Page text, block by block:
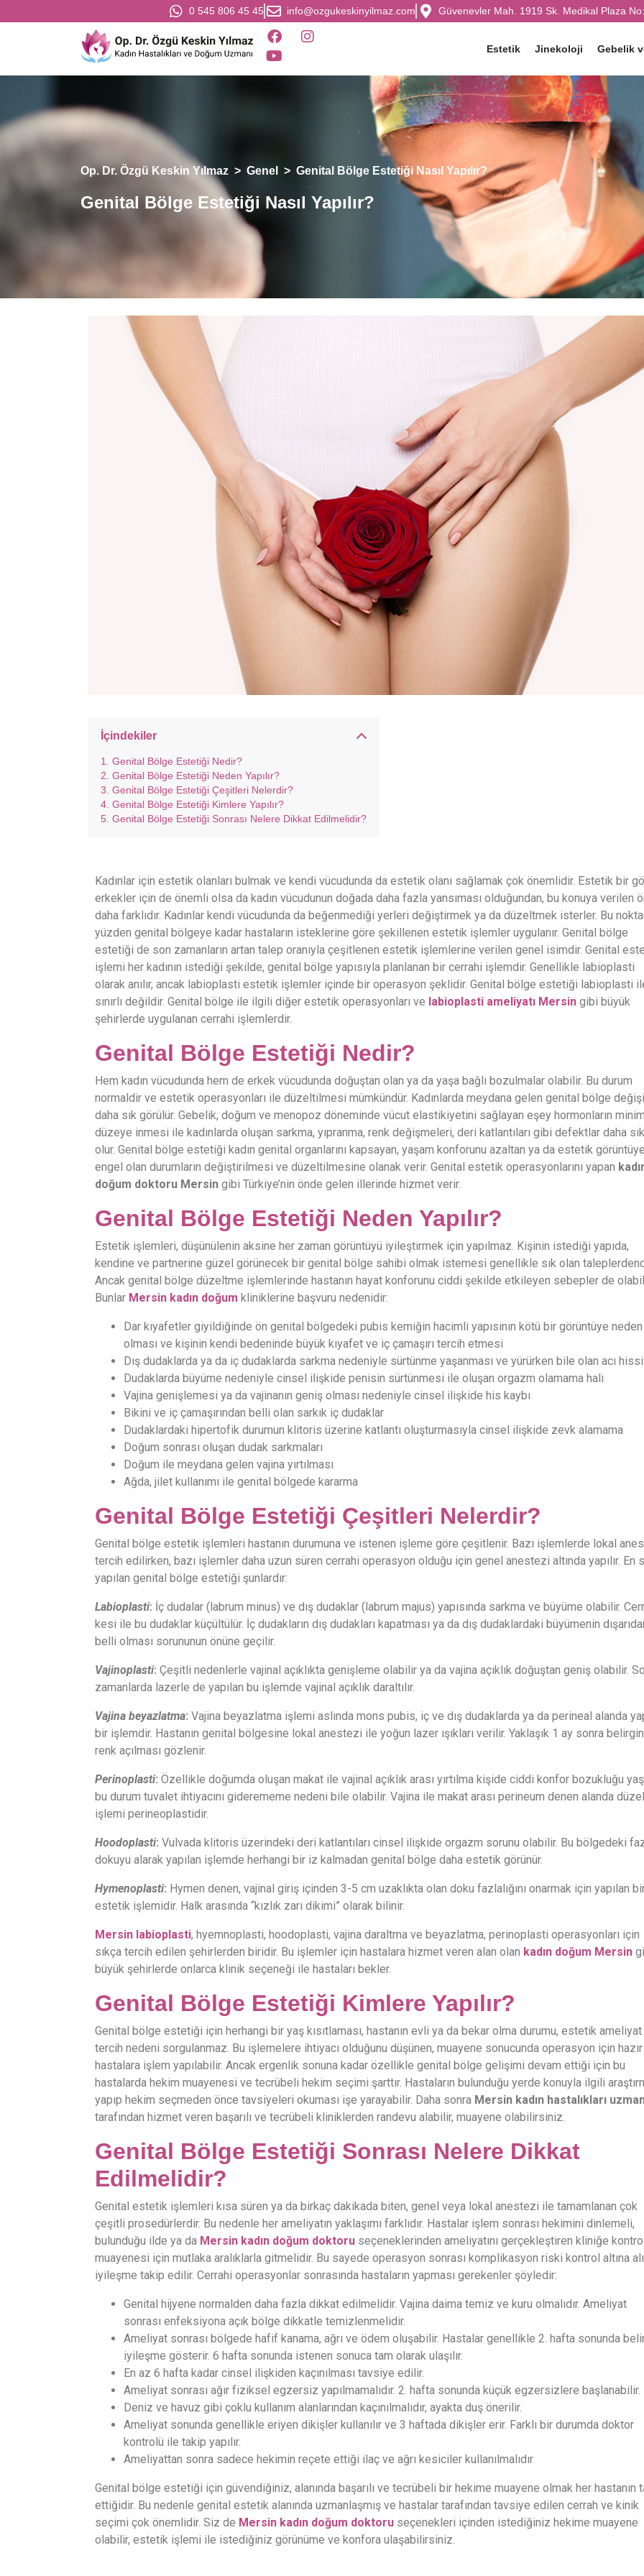
0 545 806 45 45 info@ozgukeskinyilmaz.com Güvenevler Mah. 1919 Sk. Medikal Plaza
Estetik Jinekoloji Gebelik
Op. Dr. Özgü Keskin Yılmaz > Genel > Genital Bölge Estetiği Nasıl Yapılır?
Genital Bölge Estetiği Nasıl Yapılır?
İçindekiler
Genital Bölge Estetiği Nedir?
Genital Bölge Estetiği Neden Yapılır?
Genital Bölge Estetiği Çeşitleri Nelerdir?
Genital Bölge Estetiği Kimlere Yapılır?
Genital Bölge Estetiği Sonrası Nelere Dikkat Edilmelidir?
Kadınlar için estetik olanları bulmak ve kendi vücudunda da estetik olanı sağlamak çok önemlidir. Estetik bir
erkekler için de önemli olsa da kadın vücudunun doğada daha fazla yansıması olduğundan, bu konuya verilen
daha farklıdır. Kadınlar kendi vücudunda da beğenmediği yerleri değiştirmek ya da düzeltmek isterler. Bu
yüzden genital bölgeye kadar hastaların isteklerine göre şekillenen estetik işlemler uygulanır. Genital bölge
estetiği de son zamanların artan talep oranıyla çeşitlenen estetik işlemlerine verilen genel isimdir. Genital
işlemi her kadının istediği şekilde, genital bölge yapısıyla planlanan bir cerrahi işlemdir. Genellikle labioplasti
olarak anılır, ancak labioplasti estetik işlemler içinde bir operasyon şeklidir. Genital bölge estetiği labioplasti
sınırlı değildir. Genital bölge ile ilgili diğer estetik operasyonları ve labioplasti ameliyatı Mersin gibi büyük
şehirlerde uygulanan cerrahi işlemlerdir.
Genital Bölge Estetiği Nedir?
Hem kadın vücudunda hem de erkek vücudunda doğuştan olan ya da yaşa bağlı bozulmalar olabilir. Bu durum
normaldir ve estetik operasyonları ile düzeltilmesi mümkündür. Kadınlarda meydana gelen genital bölge
daha sık görülür. Gebelik, doğum ve menopoz döneminde vücut elastikiyetini sağlayan eşey hormonların
düzeye inmesi ile kadınlarda oluşan sarkma, yıpranma, renk değişmeleri, deri katlantıları gibi defektlar daha sık
olur. Genital bölge estetiği kadın genital organlarını kapsayan, yaşam konforunu azaltan ya da estetik görüntüye
engel olan durumların değiştirilmesi ve düzeltilmesine olanak verir. Genital estetik operasyonlarını yapan
doğum doktoru Mersin gibi Türkiye’nin önde gelen illerinde hizmet verir.
Genital Bölge Estetiği Neden Yapılır?
Estetik işlemleri, düşünülenin aksine her zaman görüntüyü iyileştirmek için yapılmaz. Kişinin istediği yapıda,
kendine ve partnerine güzel görünecek bir genital bölge sahibi olmak istemesi genellikle sık olan
Ancak genital bölge düzeltme işlemlerinde hastanın hayat konforunu ciddi şekilde etkileyen sebepler de
Bunlar Mersin kadın doğum kliniklerine başvuru nedenidir:
Dar kıyafetler giyildiğinde ön genital bölgedeki pubis kemiğin hacimli yapısının kötü bir görüntüye neden
olması ve kişinin kendi bedeninde büyük kıyafet ve iç çamaşırı tercih etmesi
Dış dudaklarda ya da iç dudaklarda sarkma nedeniyle sürtünme yaşanması ve yürürken bile olan acı hissi
Dudaklarda büyüme nedeniyle cinsel ilişkide penisin sürtünmesi ile oluşan orgazm olamama hali
Vajina genişlemesi ya da vajinanın geniş olması nedeniyle cinsel ilişkide his kaybı
Bikini ve iç çamaşırından belli olan sarkık iç dudaklar
Dudaklardaki hipertofik durumun klitoris üzerine katlantı oluşturmasıyla cinsel ilişkide zevk alamama
Doğum sonrası oluşan dudak sarkmaları
Doğum ile meydana gelen vajina yırtılması
Ağda, jilet kullanımı ile genital bölgede kararma
Genital Bölge Estetiği Çeşitleri Nelerdir?
Genital bölge estetik işlemleri hastanın durumuna ve istenen işleme göre çeşitlenir. Bazı işlemlerde lokal
tercih edilirken, bazı işlemler daha uzun süren cerrahi operasyon olduğu için genel anestezi altında yapılır. En
yapılan genital bölge estetiği şunlardır:
Labioplasti: İç dudalar (labrum minus) ve dış dudaklar (labrum majus) yapısında sarkma ve büyüme olabilir.
kesi ile bu dudaklar küçültülür. İç dudakların dış dudakları kapatması ya da dış dudaklardaki büyümenin
belli olması sorununun önüne geçilir.
Vajinoplasti: Çeşitli nedenlerle vajinal açıklıkta genişleme olabilir ya da vajina açıklık doğuştan geniş olabilir.
zamanlarda lazerle de yapılan bu işlemde vajinal açıklık daraltılır.
Vajina beyazlatma: Vajina beyazlatma işlemi aslında mons pubis, iç ve dış dudaklarda ya da perineal alanda
bir işlemdir. Hastanın genital bölgesine lokal anestezi ile yoğun lazer ışıkları verilir. Yaklaşık 1 ay sonra belirgin
renk açılması gözlenir.
Perinoplasti: Özellikle doğumda oluşan makat ile vajinal açıklık arası yırtılma kişide ciddi konfor bozukluğu
bu durum tuvalet ihtiyacını giderememe nedeni bile olabilir. Vajina ile makat arası perineum denen alanda
işlemi perineoplastidir.
Hoodoplasti: Vulvada klitoris üzerindeki deri katlantıları cinsel ilişkide orgazm sorunu olabilir. Bu bölgedeki
dokuyu alarak yapılan işlemde herhangi bir iz kalmadan genital bölge daha estetik görünür.
Hymenoplasti: Hymen denen, vajinal giriş içinden 3-5 cm uzaklıkta olan doku fazlalığını onarmak için yapılan
estetik işlemidir. Halk arasında “kızlık zarı dikimi” olarak bilinir.
Mersin labioplasti, hyemnoplasti, hoodoplasti, vajina daraltma ve beyazlatma, perinoplasti operasyonları için
sıkça tercih edilen şehirlerden biridir. Bu işlemler için hastalara hizmet veren alan olan kadın doğum Mersin
büyük şehirlerde onlarca klinik seçeneği ile hastaları bekler.
Genital Bölge Estetiği Kimlere Yapılır?
Genital bölge estetiği için herhangi bir yaş kısıtlaması, hastanın evli ya da bekar olma durumu, estetik ameliyat
tercih nedeni sorgulanmaz. Bu işlemelere ihtiyacı olduğunu düşünen, muayene sonucunda operasyon için
hastalara işlem yapılabilir. Ancak ergenlik sonuna kadar özellikle genital bölge gelişimi devam ettiği için bu
hastalarda hekim muayenesi ve tecrübeli hekim seçimi şarttır. Hastaların bulunduğu yerde konuyla ilgili
yapıp hekim seçmeden önce tavsiyeleri okuması işe yarayabilir. Daha sonra Mersin kadın hastalıkları
tarafından hizmet veren başarılı ve tecrübeli kliniklerden randevu alabilir, muayene olabilirsiniz.
Genital Bölge Estetiği Sonrası Nelere Dikkat
Edilmelidir?
Genital estetik işlemleri kısa süren ya da birkaç dakikada biten, genel veya lokal anestezi ile tamamlanan çok
çeşitli prosedürlerdir. Bu nedenle her ameliyatın yaklaşımı farklıdır. Hastalar işlem sonrası hekimini dinlemeli,
bulunduğu ilde ya da Mersin kadın doğum doktoru seçeneklerinden ameliyatını gerçekleştiren kliniğe
muayenesi için mutlaka aralıklarla gitmelidir. Bu sayede operasyon sonrası komplikasyon riski kontrol altına
iyileşme takip edilir. Cerrahi operasyonlar sonrasında hastaların yapması gerekenler şöyledir:
Genital hijyene normalden daha fazla dikkat edilmelidir. Vajina daima temiz ve kuru olmalıdır. Ameliyat
sonrası enfeksiyona açık bölge dikkatle temizlenmelidir.
Ameliyat sonrası bölgede hafif kanama, ağrı ve ödem oluşabilir. Hastalar genellikle 2. hafta sonunda
iyileşme gösterir. 6 hafta sonunda istenen sonuca tam olarak ulaşılır.
En az 6 hafta kadar cinsel ilişkiden kaçınılması tavsiye edilir.
Ameliyat sonrası ağır fiziksel egzersiz yapılmamalıdır. 2. hafta sonunda küçük egzersizlere başlanabilir.
Deniz ve havuz gibi çoklu kullanım alanlarından kaçınılmalıdır, ayakta duş önerilir.
Ameliyat sonunda genellikle eriyen dikişler kullanılır ve 3 haftada dikişler erir. Farklı bir durumda doktor
kontrolü ile takip yapılır.
Ameliyattan sonra sadece hekimin reçete ettiği ilaç ve ağrı kesiciler kullanılmalıdır
Genital bölge estetiği için güvendiğiniz, alanında başarılı ve tecrübeli bir hekime muayene olmak her hastanın
ettiğidir. Bu nedenle genital estetik alanında uzmanlaşmış ve hastalar tarafından tavsiye edilen cerrah ve kinik
seçimi çok önemlidir. Siz de Mersin kadın doğum doktoru seçenekleri içinden istediğiniz hekime muayene
olabilir, estetik işlemi ile istediğiniz görünüme ve konfora ulaşabilirsiniz.